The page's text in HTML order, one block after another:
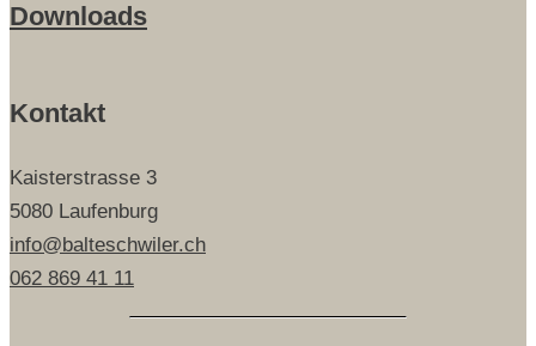
Downloads
Kontakt
Kaisterstrasse 3
5080 Laufenburg
info@balteschwiler.ch
062 869 41 11